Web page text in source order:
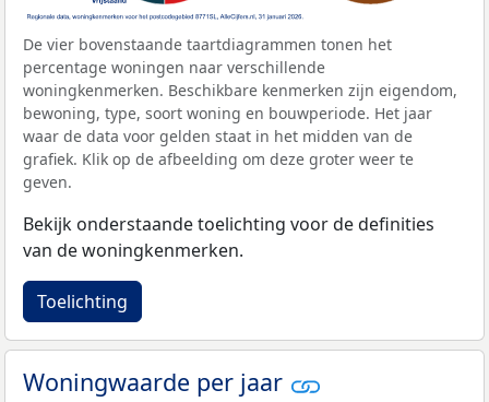
De vier bovenstaande taartdiagrammen tonen het
percentage woningen naar verschillende
woningkenmerken. Beschikbare kenmerken zijn eigendom,
bewoning, type, soort woning en bouwperiode. Het jaar
waar de data voor gelden staat in het midden van de
grafiek. Klik op de afbeelding om deze groter weer te
geven.
Bekijk onderstaande toelichting voor de definities
van de woningkenmerken.
Toelichting
Woningwaarde per jaar